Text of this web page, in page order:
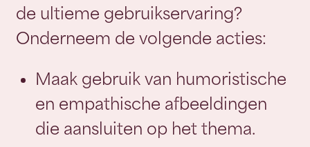
de ultieme gebruikservaring?
Onderneem de volgende acties:
Maak gebruik van humoristische
en empathische afbeeldingen
die aansluiten op het thema.